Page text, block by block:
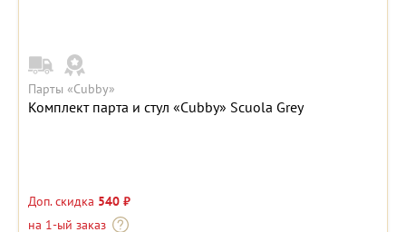
Парты «Cubby»
Комплект парта и стул «Cubby» Scuola Grey
Доп. скидка 540 ₽
на 1-ый заказ